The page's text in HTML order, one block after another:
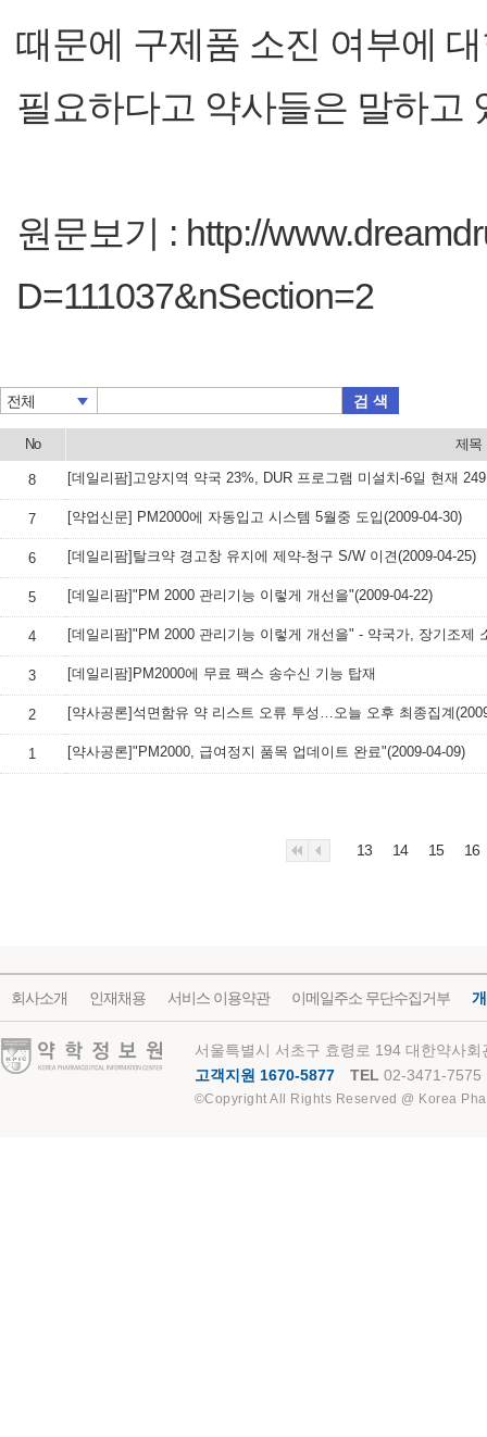
때문에 구제품 소진 여부에
필요하다고 약사들은 말하고
원문보기 : http://
D=111037&nSection=2
전체 검 색
No 제목
8
7 [약업신문] PM2000에 자동입고 시스템 5월중 도입(2009-04-30)
6 [데일리팜]탈크약 경고창 유지에 제약-청구 S/W 이견(2009-04-25)
5 [데일리팜]"PM 2000 관리기능 이렇게 개선을"(2009-04-22)
4
3 [데일리팜]PM2000에 무료 팩스 송수신 기능 탑재
2 [약사공론]석면함유 약 리스트 오류 투성…오늘 오후 최종집계
1 [약사공론]"PM2000, 급여정지 품목 업데이트 완료"(2009-04-09)
13 14 15 16
회사소개 인재채용 서비스 이용약관 이메일주소 무단수집거부
약학정보원
서울특별시 서초구 효령로 194 대한약사
고객지원 1670-5877
TEL 02-3471-7575
©Copyright All Rights Reserved @ Korea